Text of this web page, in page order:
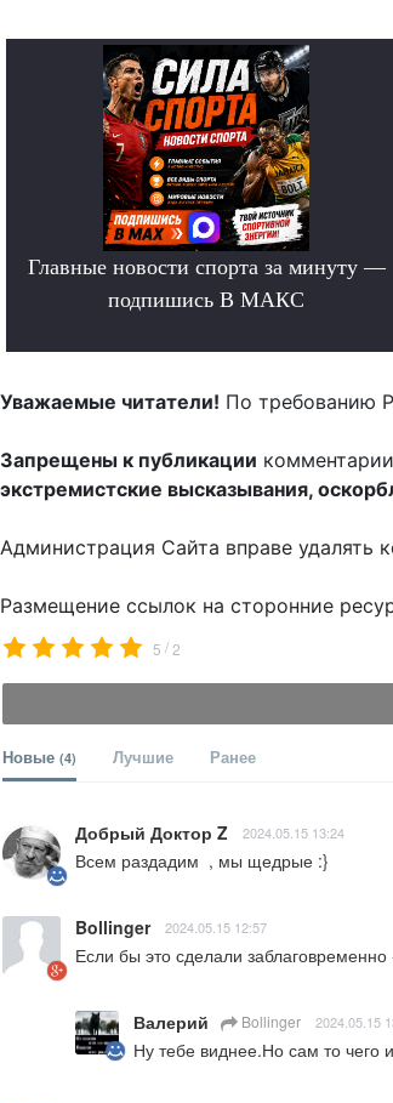
Главные новости спорта за минуту —
подпишись В МАКС
Уважаемые читатели! По требованию
Запрещены к публикации
экстремистские высказывания,
Администрация Сайта вправе удалять
Размещение ссылок на сторонние
5 /2
Новые (4) Лучшие Ранее
Добрый Доктор Z 2024.05.15 13:24
Всем раздадим  , мы щедрые :}
Bollinger 2024.05.15 12:57
Если бы это сделали
Валерий Bollinger 2024.05.15
Ну тебе виднее.Но сам то чего